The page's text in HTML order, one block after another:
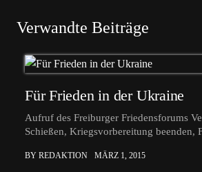
Verwandte Beiträge
Für Frieden in der Ukraine
Aufruf des Freiburger Friedensforums
Schießen, Kriegsvorbereitung beenden,
BY REDAKTION MÄRZ 1, 2015